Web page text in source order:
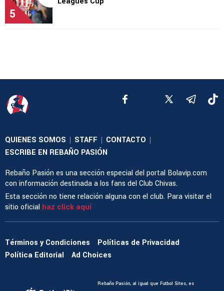
5
QUIENES SOMOS | STAFF | CONTACTO |
ESCRIBE EN REBAÑO PASIÓN
Rebaño Pasión es una sección especial del portal Bolavip.com
con información destinada a los fans del Club Chivas.
Esta sección no tiene relación alguna con el club. Para visitar el
sitio oficial haz click aquí
Términos y Condiciones
Políticas de Privacidad
Política Editorial
Ad Choices
Rebaño Pasión, al igual que Futbol Sites, es